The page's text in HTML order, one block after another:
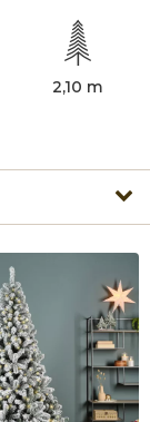
2,10 m